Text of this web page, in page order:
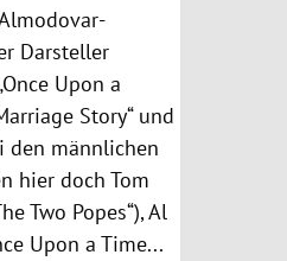
Darsteller
Upon a
Story“ und
den männlichen
hier dochTom
Two Popes“),Al
Upon a Time...